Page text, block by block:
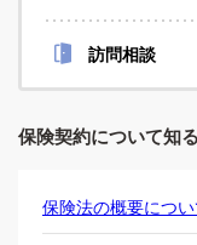
訪問相談
保険契約について知る
保険法の概要につい